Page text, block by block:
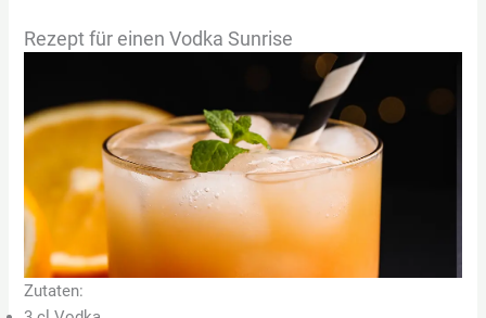
Rezept für einen Vodka Sunrise
Zutaten: